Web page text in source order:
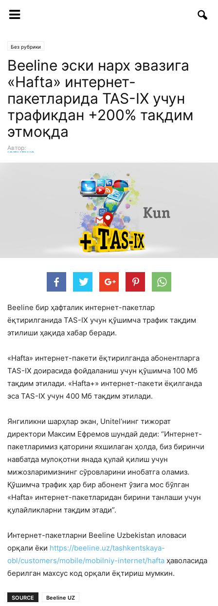
Без рубрики
Beeline эски нарх эвазига
«Hafta» интернет-
пакетларида TAS-IX учун
трафикдан +200% тақдим
этмоқда
Автор:
ICTNEWS таҳририяти
Beeline бир ҳафталик интернет-пакетлар
ёқтирилганида TAS-IX учун қўшимча трафик тақдим
этилиши ҳақида хабар беради.
«Hafta» интернет-пакети ёқтирилганда абонентларга
TAS-IX доирасида фойдаланиш учун қўшимча 100 Мб
тақдим этилади. «Haftа+» интернет-пакети ёқилганда
эса TAS-IX учун 400 Мб тақдим этилади.
Янгиликни шарҳлар экан, Unitel‘нинг тижорат
директори Максим Ефремов шундай деди: “Интернет-
пакетларимиз қаторини яхшилаган ҳолда, биз биринчи
навбатда мулоқотни янада қулай қилиш учун
мижозларимизнинг сўровларини инобатга оламиз.
Қўшимча трафик ҳар бир абонент ўзига мос бўлган
«Hafta» интернет-пакетларидан бирини танлаши учун
қулайликларни тақдим этади”.
Интернет-пакетларни Beeline Uzbekistan иловаси
орқали ёки https://beeline.uz/tashkentskaya-
obl/customers/mobile/mobilniy-internet/hafta ҳаволасида
берилган махсус код орқали ёқтириш мумкин.
SOURCE Beeline UZ